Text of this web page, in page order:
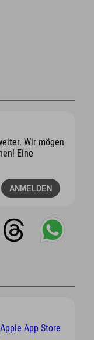
Wir mögen
Eine